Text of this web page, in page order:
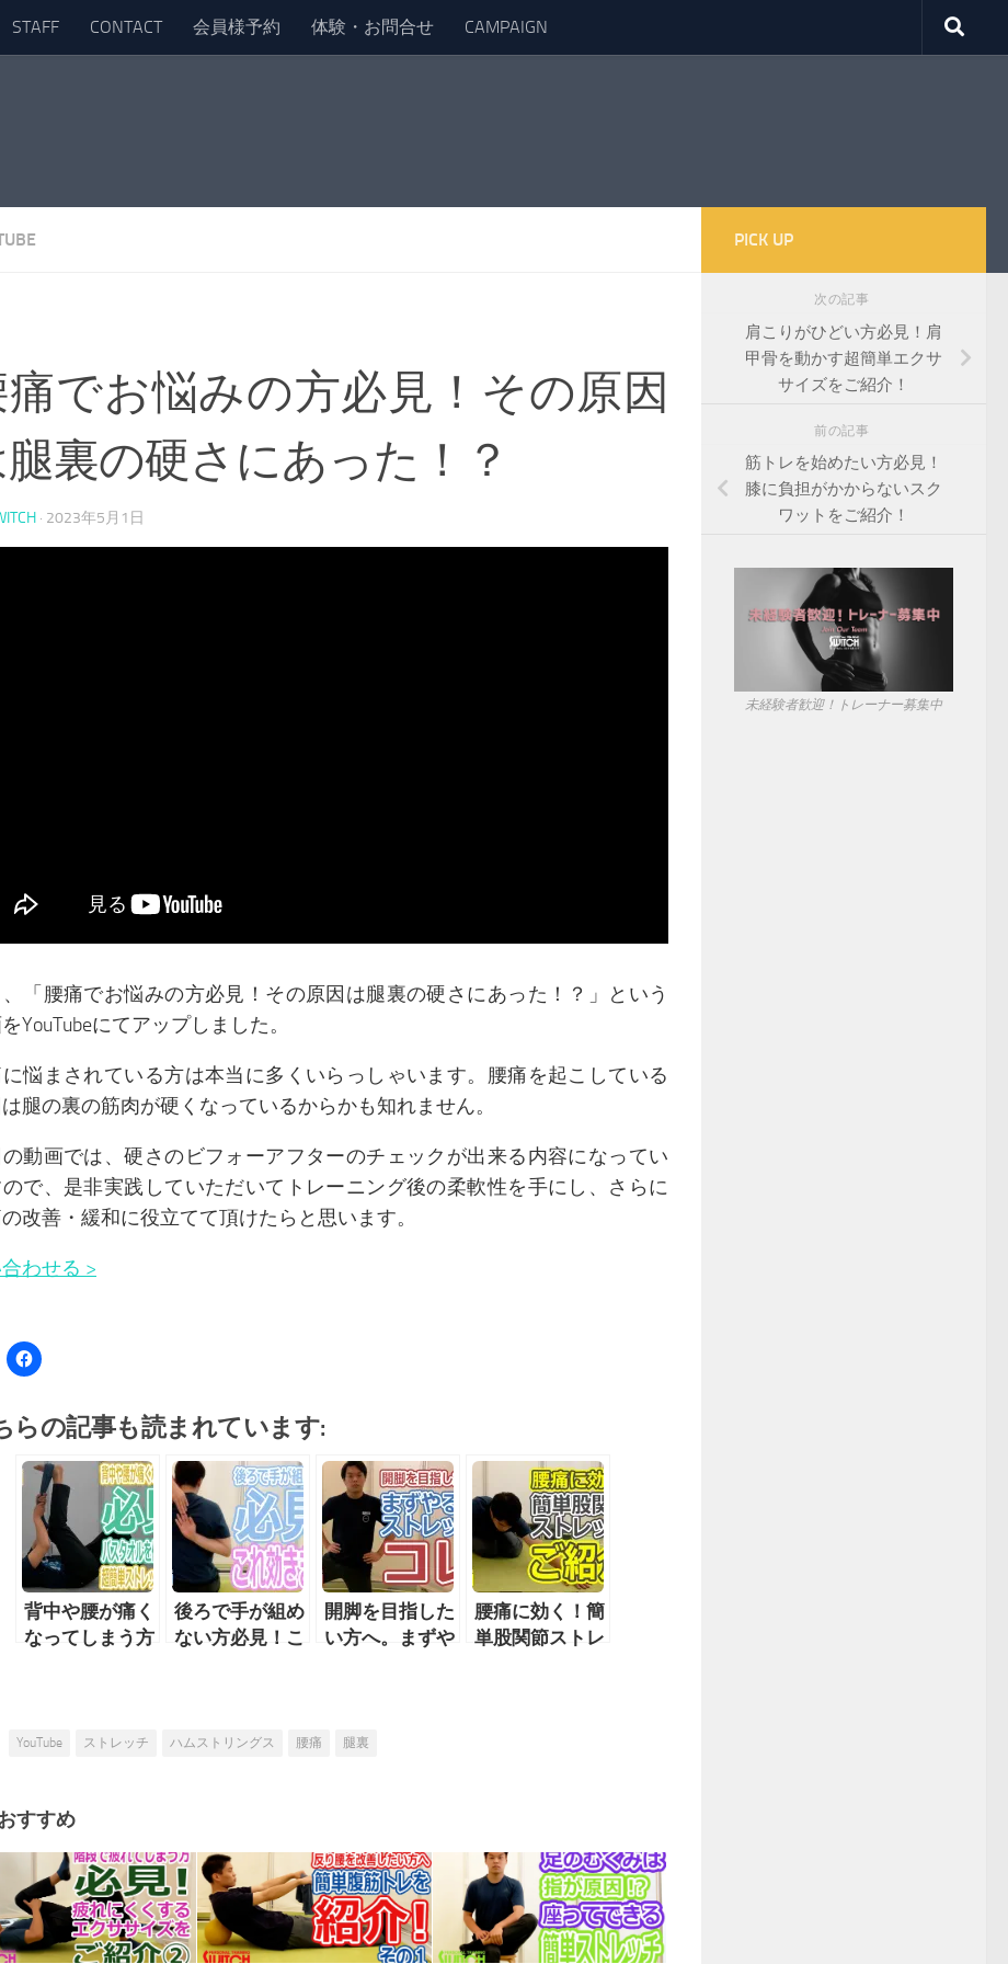
STAFF CONTACT 会員様予約 体験・お問合せ CAMPAIGN
痛でお悩みの方必見！その原因
裏の硬さにあった！？
· 2023年5月1日
「腰痛でお悩みの方必見！その原因は腿裏の硬さにあった！？」という
YouTubeにてアップしました。
悩まされている方は本当に多くいらっしゃいます。腰痛を起こしている
腿の裏の筋肉が硬くなっているからかも知れません。
動画では、硬さのビフォーアフターのチェックが出来る内容になってい
ので、是非実践していただいてトレーニング後の柔軟性を手にし、さらに
改善・緩和に役立てて頂けたらと思います。
わせる >
らの記事も読まれています:
背中や腰が痛く
なってしまう方
ッチをご紹介！
後ろで手が組め
ない方必見！こ
開脚を目指した
い方へ。まずや
腰痛に効く！簡
単股関節ストレ
YouTube ストレッチ ハムストリングス 腰痛 腿裏
すすめ
PICK UP
次の記事
肩こりがひどい方必見！肩
甲骨を動かす超簡単エクサ
サイズをご紹介！
前の記事
筋トレを始めたい方必見！
膝に負担がかからないスク
ワットをご紹介！
未経験者歓迎！トレーナー募集中